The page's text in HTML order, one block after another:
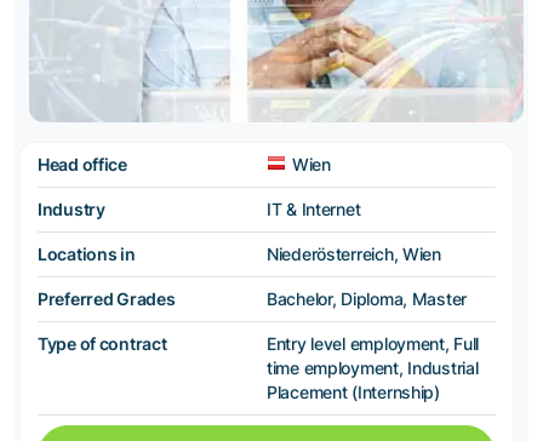
Head office Wien
Industry IT & Internet
Locations in Niederösterreich, Wien
Preferred Grades Bachelor, Diploma, Master
Type of contract
Entry level employment, Full
time employment, Industrial
Placement (Internship)